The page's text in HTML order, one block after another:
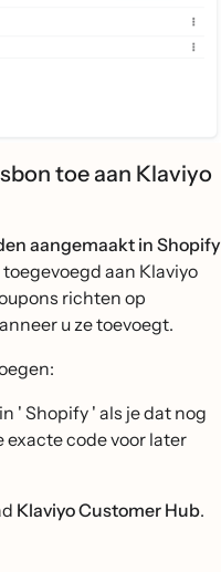
toe aan Klaviyo
aangemaakt in Shopify
aan Klaviyo
richten op
u ze toevoegt.
' Shopify ' als je dat nog
exacte code voor later
Klaviyo Customer Hub.